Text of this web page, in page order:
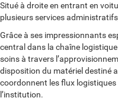
Situé à droite en entrant en
plusieurs services
Grâce à ses impressionnants
central dans la chaîne
soins à travers
disposition du matériel destiné
coordonnent les flux logistiques
l’institution.